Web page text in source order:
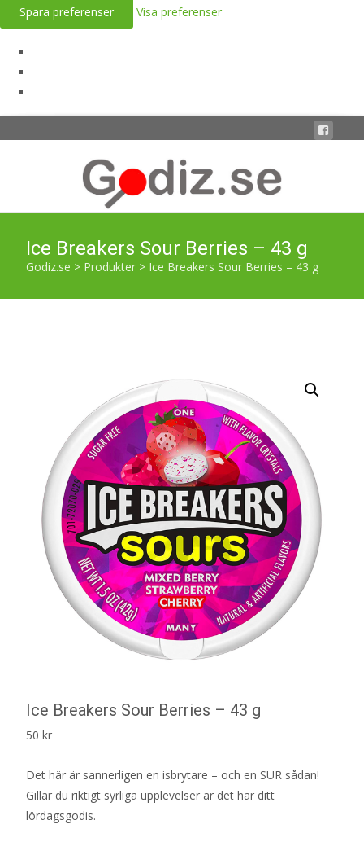
Spara preferenser Visa preferenser
Ice Breakers Sour Berries – 43 g
Godiz.se > Produkter > Ice Breakers Sour Berries – 43 g
Ice Breakers Sour Berries – 43 g
50 kr
Det här är sannerligen en isbrytare – och en SUR sådan!
Gillar du riktigt syrliga upplevelser är det här ditt
lördagsgodis.